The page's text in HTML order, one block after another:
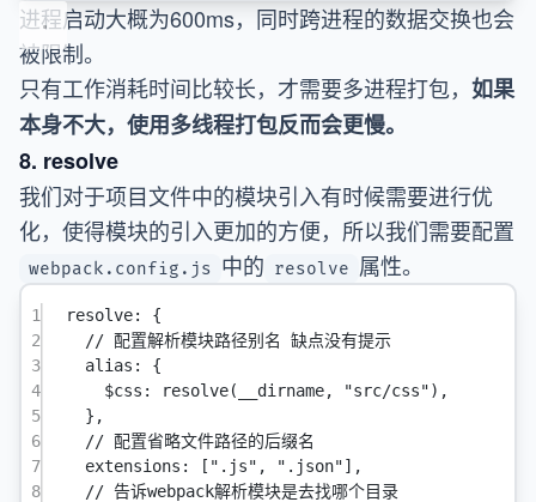
进程启动大概为600ms，同时跨进程的数据交换也会
被限制。
只有工作消耗时间比较长，才需要多进程打包， 如果
本身不大，使用多线程打包反而会更慢。
8. resolve
我们对于项目文件中的模块引入有时候需要进行优
化，使得模块的引入更加的方便，所以我们需要配置
webpack.config.js 中的 resolve 属性。
1 resolve: {
2
// 配置解析模块路径别名 缺点没有提示
3
alias : {
4
$css : resolve(__dirname, "src/css"),
5
},
6
// 配置省略文件路径的后缀名
7
extensions : [ ".js" , ".json"],
8
// 告诉webpack解析模块是去找哪个目录